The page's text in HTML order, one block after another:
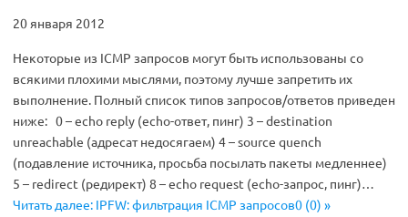
20 января 2012
Некоторые из ICMP запросов могут быть использованы со
всякими плохими мыслями, поэтому лучше запретить их
выполнение. Полный список типов запросов/ответов приведен
ниже: 0 – echo reply (echo-ответ, пинг) 3 – destination
unreachable (адресат недосягаем) 4 – source quench
(подавление источника, просьба посылать пакеты медленнее)
5 – redirect (редирект) 8 – echo request (echo-запрос, пинг)…
Читать далее: IPFW: фильтрация ICMP запросов0 (0) »